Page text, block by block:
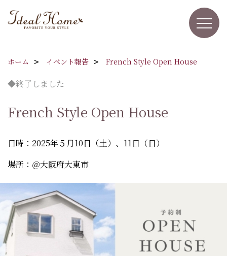
ホーム イベント報告 French Style Open House
◆終了しました
French Style Open House
日時：2025年５月10日（土）、11日（日）
場所：＠大阪府大東市